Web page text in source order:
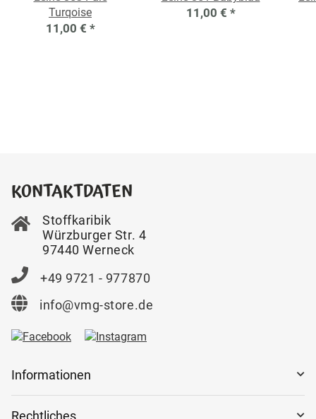
Turqoise
11,00 € *
11,00 € *
KONTAKTDATEN
Stoffkaribik
Würzburger Str. 4
97440 Werneck
+49 9721 - 977870
info@vmg-store.de
Informationen
Rechtliches